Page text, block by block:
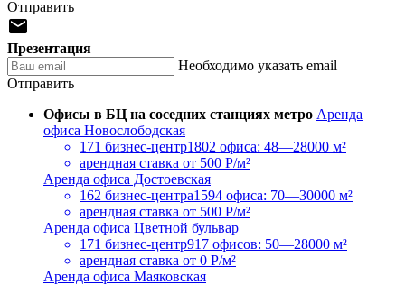
Отправить

Презентация
Необходимо указать email
Отправить
Офисы в БЦ на соседних станциях метро Аренда
офиса Новослободская
171 бизнес-центр1802 офиса: 48—28000 м²
арендная ставка от 500 Р/м²
Аренда офиса Достоевская
162 бизнес-центра1594 офиса: 70—30000 м²
арендная ставка от 500 Р/м²
Аренда офиса Цветной бульвар
171 бизнес-центр917 офисов: 50—28000 м²
арендная ставка от 0 Р/м²
Аренда офиса Маяковская